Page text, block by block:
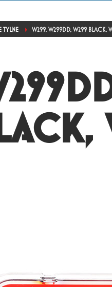
TYLNE W299, W299DD, W299 BLACK,